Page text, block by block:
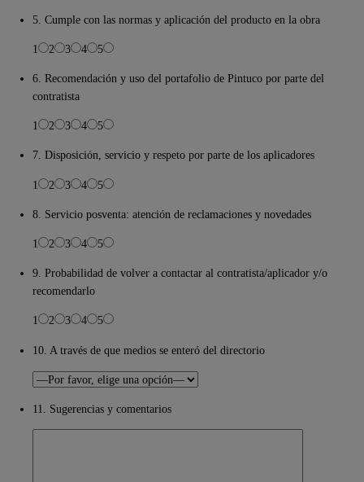
5. Cumple con las normas y aplicación del producto en la obra
1 2 3 4 5
6. Recomendación y uso del portafolio de Pintuco por parte del
contratista
1 2 3 4 5
7. Disposición, servicio y respeto por parte de los aplicadores
1 2 3 4 5
8. Servicio posventa: atención de reclamaciones y novedades
1 2 3 4 5
9. Probabilidad de volver a contactar al contratista/aplicador y/o
recomendarlo
1 2 3 4 5
10. A través de que medios se enteró del directorio
11. Sugerencias y comentarios